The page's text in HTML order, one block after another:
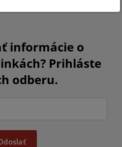
informácie o
Prihláste
odberu.